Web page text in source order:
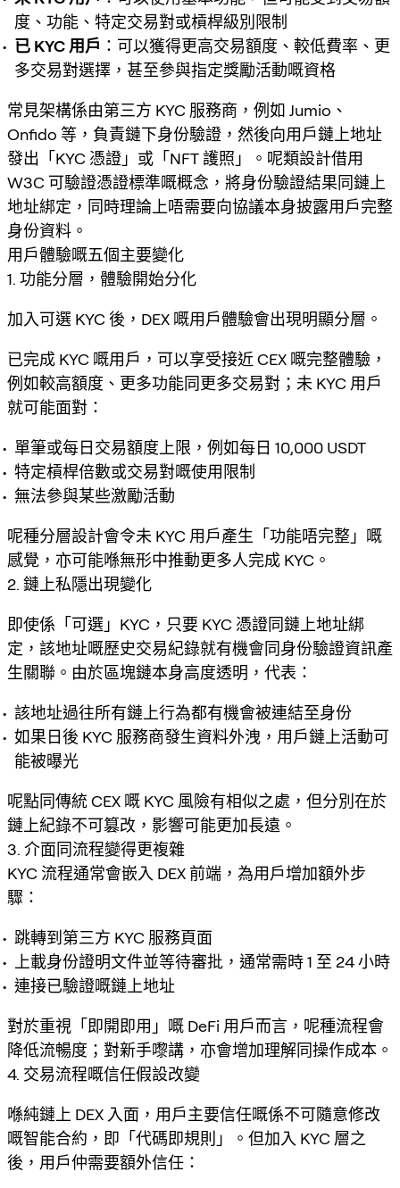
度、功能、特定交易對或槓桿級別限制
已 KYC 用戶 ：可以獲得更高交易額度、較低費率、更
多交易對選擇，甚至參與指定獎勵活動嘅資格
常見架構係由第三方 KYC 服務商，例如 Jumio、
Onfido 等，負責鏈下身份驗證，然後向用戶鏈上地址
發出「KYC 憑證」或「NFT 護照」。呢類設計借用
W3C 可驗證憑證標準嘅概念，將身份驗證結果同鏈上
地址綁定，同時理論上唔需要向協議本身披露用戶完整
身份資料。
用戶體驗嘅五個主要變化
1. 功能分層，體驗開始分化
加入可選 KYC 後，DEX 嘅用戶體驗會出現明顯分層。
已完成 KYC 嘅用戶，可以享受接近 CEX 嘅完整體驗，
例如較高額度、更多功能同更多交易對；未 KYC 用戶
就可能面對：
單筆或每日交易額度上限，例如每日 10,000 USDT
特定槓桿倍數或交易對嘅使用限制
無法參與某些激勵活動
呢種分層設計會令未 KYC 用戶產生「功能唔完整」嘅
感覺，亦可能喺無形中推動更多人完成 KYC。
2. 鏈上私隱出現變化
即使係「可選」KYC，只要 KYC 憑證同鏈上地址綁
定，該地址嘅歷史交易紀錄就有機會同身份驗證資訊產
生關聯。由於區塊鏈本身高度透明，代表：
該地址過往所有鏈上行為都有機會被連結至身份
如果日後 KYC 服務商發生資料外洩，用戶鏈上活動可
能被曝光
呢點同傳統 CEX 嘅 KYC 風險有相似之處，但分別在於
鏈上紀錄不可篡改，影響可能更加長遠。
3. 介面同流程變得更複雜
KYC 流程通常會嵌入 DEX 前端，為用戶增加額外步
驟：
跳轉到第三方 KYC 服務頁面
上載身份證明文件並等待審批，通常需時 1 至 24 小時
連接已驗證嘅鏈上地址
對於重視「即開即用」嘅 DeFi 用戶而言，呢種流程會
降低流暢度；對新手嚟講，亦會增加理解同操作成本。
4. 交易流程嘅信任假設改變
喺純鏈上 DEX 入面，用戶主要信任嘅係不可隨意修改
嘅智能合約，即「代碼即規則」。但加入 KYC 層之
後，用戶仲需要額外信任：